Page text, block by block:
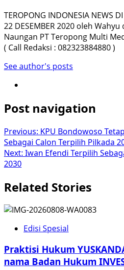
TEROPONG INDONESIA NEWS
22 DESEMBER 2020 oleh
Naungan PT Teropong Multi
( Call Redaksi : 082323884880 )
See author's posts
Post navigation
Previous: KPU Bondowoso
Sebagai Calon Terpilih Pilkada
Next: Iwan Efendi Terpilih
2030
Related Stories
Edisi Spesial
Praktisi Hukum
nama Badan Hukum